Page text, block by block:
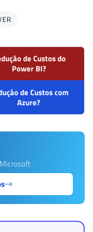
de Custos do
Power BI?
de Custos com
Azure?